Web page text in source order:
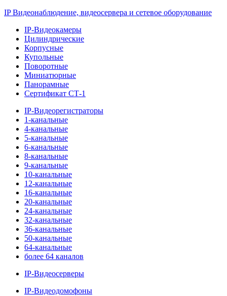
IP Видеонаблюдение, видеосервера и сетевое оборудование
IP-Видеокамеры
Цилиндрические
Корпусные
Купольные
Поворотные
Миниатюрные
Панорамные
Сертификат СТ-1
IP-Видеорегистраторы
1-канальные
4-канальные
5-канальные
6-канальные
8-канальные
9-канальные
10-канальные
12-канальные
16-канальные
20-канальные
24-канальные
32-канальные
36-канальные
50-канальные
64-канальные
более 64 каналов
IP-Видеосерверы
IP-Видеодомофоны